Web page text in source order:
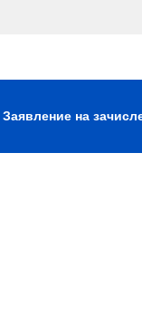
Заявление на